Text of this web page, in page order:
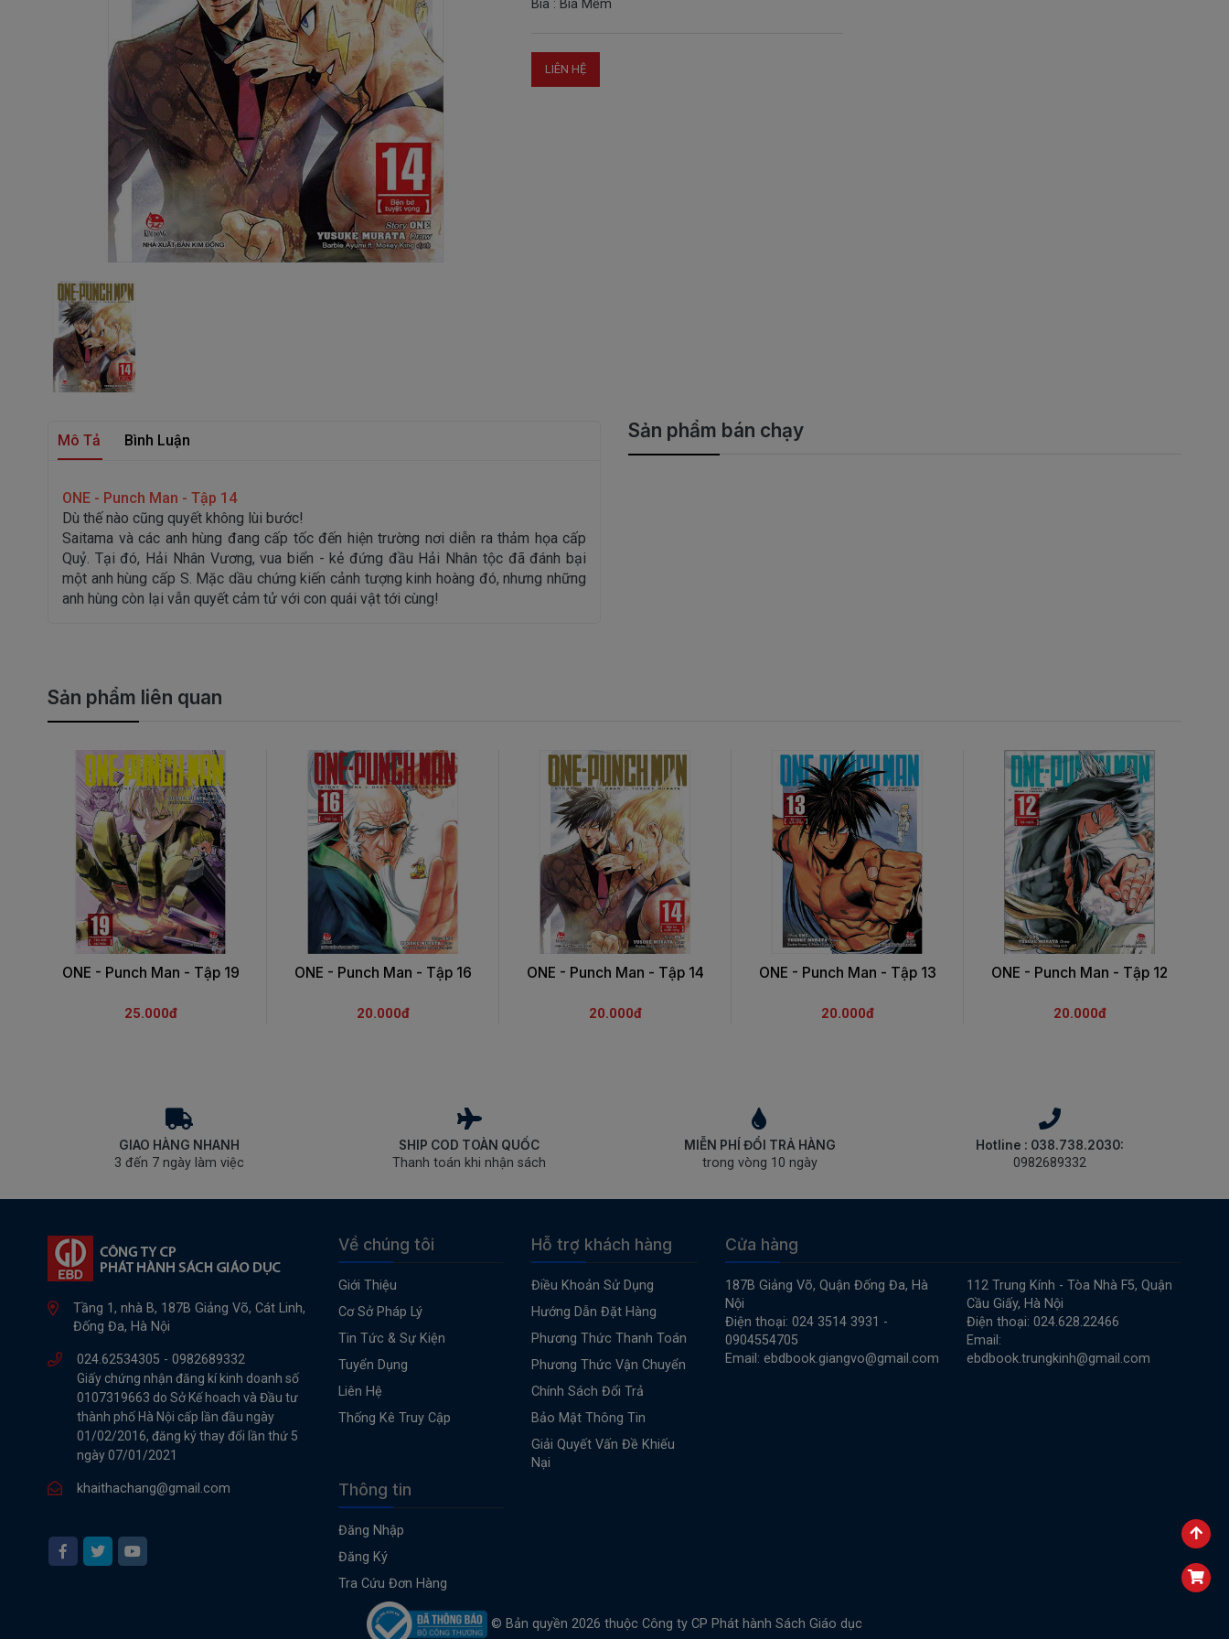
Bìa : Bìa Mềm
LIÊN HỆ
Mô Tả Bình Luận
ONE - Punch Man - Tập 14
Dù thế nào cũng quyết không lùi bước!
Saitama và các anh hùng đang cấp tốc đến hiện trường nơi diễn ra thảm họa cấp
Quỷ. Tại đó, Hải Nhân Vương, vua biển - kẻ đứng đầu Hải Nhân tộc đã đánh bại
một anh hùng cấp S. Mặc dầu chứng kiến cảnh tượng kinh hoàng đó, nhưng những
anh hùng còn lại vẫn quyết cảm tử với con quái vật tới cùng!
Sản phẩm bán chạy
Sản phẩm liên quan
ONE - Punch Man - Tập 19
25.000đ
ONE - Punch Man - Tập 16
20.000đ
ONE - Punch Man - Tập 14
20.000đ
ONE - Punch Man - Tập 13
20.000đ
ONE - Punch Man - Tập 12
20.000đ
GIAO HÀNG NHANH
3 đến 7 ngày làm việc
SHIP COD TOÀN QUỐC
Thanh toán khi nhận sách
MIỄN PHÍ ĐỔI TRẢ HÀNG
trong vòng 10 ngày
Hotline : 038.738.2030:
0982689332
Tầng 1, nhà B, 187B Giảng Võ, Cát Linh,
Đống Đa, Hà Nội
024.62534305 - 0982689332
Giấy chứng nhận đăng kí kinh doanh số
0107319663 do Sở Kế hoach và Đầu tư
thành phố Hà Nội cấp lần đầu ngày
01/02/2016, đăng ký thay đổi lần thứ 5
ngày 07/01/2021
khaithachang@gmail.com
Về chúng tôi
Giới Thiệu
Cơ Sở Pháp Lý
Tin Tức & Sự Kiện
Tuyển Dụng
Liên Hệ
Thống Kê Truy Cập
Hỗ trợ khách hàng
Điều Khoản Sử Dụng
Hướng Dẫn Đặt Hàng
Phương Thức Thanh Toán
Phương Thức Vận Chuyển
Chính Sách Đổi Trả
Bảo Mật Thông Tin
Giải Quyết Vấn Đề Khiếu
Nại
Thông tin
Đăng Nhập
Đăng Ký
Tra Cứu Đơn Hàng
Cửa hàng
187B Giảng Võ, Quận Đống Đa, Hà
Nội
Điện thoại: 024 3514 3931 -
0904554705
Email: ebdbook.giangvo@gmail.com
112 Trung Kính - Tòa Nhà F5, Quận
Cầu Giấy, Hà Nội
Điện thoại: 024.628.22466
Email:
ebdbook.trungkinh@gmail.com
© Bản quyền 2026 thuộc Công ty CP Phát hành Sách Giáo dục